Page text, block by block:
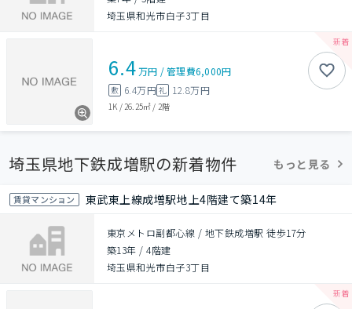
埼玉県和光市白子3丁目
6.4万円 /管理費6,000円
敷 6.4万円礼 12.8万円
1K / 26.25㎡ / 2階
埼玉県地下鉄成増駅の新着物件 もっと見る
賃貸マンション 東武東上線成増駅地上4階建て築14年
東京メトロ副都心線 / 地下鉄成増駅 徒歩17分
築13年 /4階建
埼玉県和光市白子3丁目